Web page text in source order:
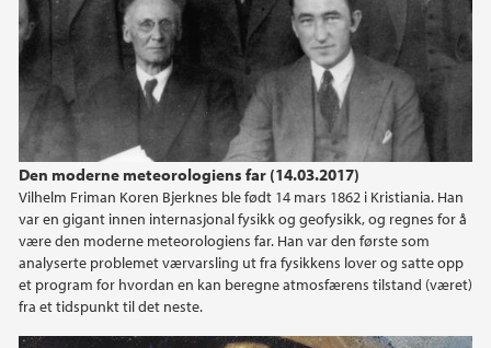
Den moderne meteorologiens far (14.03.2017)
Vilhelm Friman Koren Bjerknes ble født 14 mars 1862 i Kristiania. Han
var en gigant innen internasjonal fysikk og geofysikk, og regnes for å
være den moderne meteorologiens far. Han var den første som
analyserte problemet værvarsling ut fra fysikkens lover og satte opp
et program for hvordan en kan beregne atmosfærens tilstand (været)
fra et tidspunkt til det neste.
mars (1)
2022
2021
2020
2019